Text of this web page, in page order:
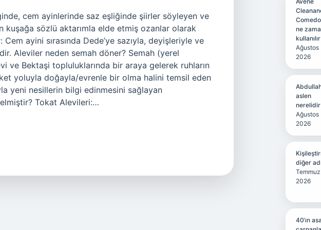
cem ayinlerinde saz eşliğinde şiirler söyleyen ve
kuşağa sözlü aktarımla elde etmiş ozanlar olarak
ayini sırasında Dede’ye sazıyla, deyişleriyle ve
Aleviler neden semah döner? Semah (yerel
ve Bektaşi topluluklarında bir araya gelerek ruhların
yoluyla doğayla/evrenle bir olma halini temsil eden
yeni nesillerin bilgi edinmesini sağlayan
Tokat Alevileri:…
ne
Ağustos
2026
aslen
nerelidir
Ağustos
2026
diğer
2026
40’ın